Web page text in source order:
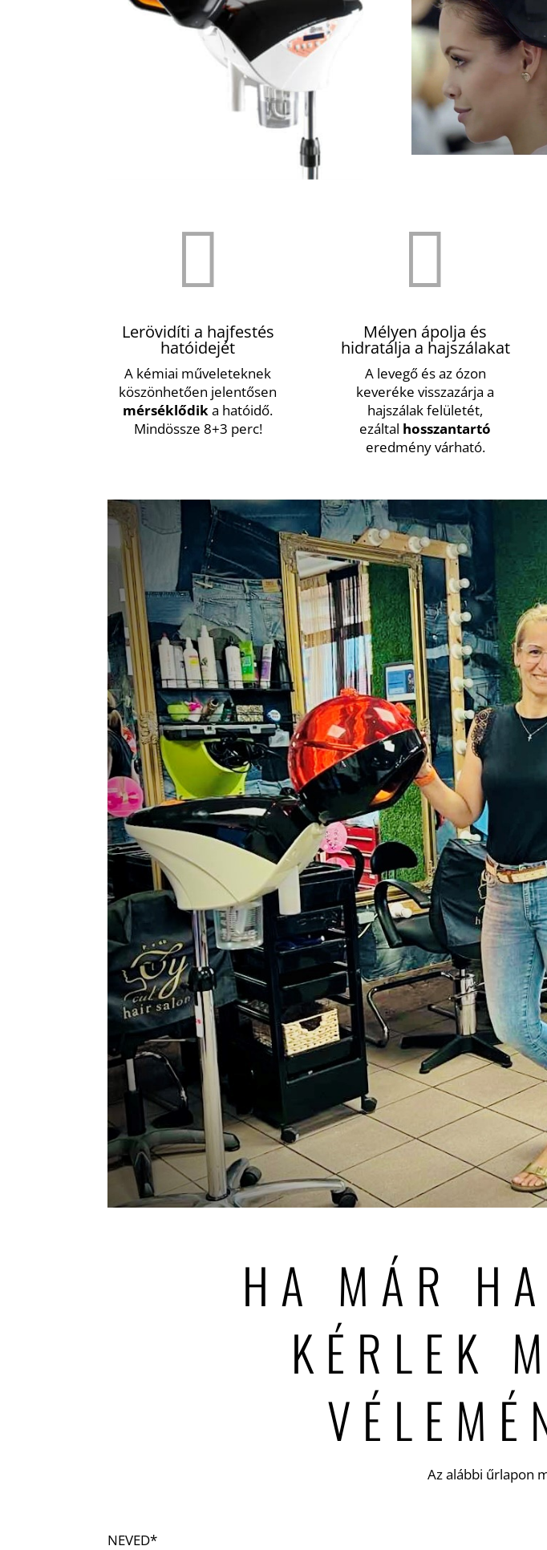

Lerövidíti a hajfestés
hatóidejét
A kémiai műveleteknek
köszönhetően jelentősen
mérséklődika hatóidő.
Mindössze 8+3 perc!

Mélyen ápolja és
hidratálja a hajszálakat
A levegő és az ózon
keveréke visszazárja a
hajszálak felületét,
ezáltal hosszantartó
eredmény várható.
HA MÁR
KÉRLEK
Az alábbi űrlapon
NEVED*